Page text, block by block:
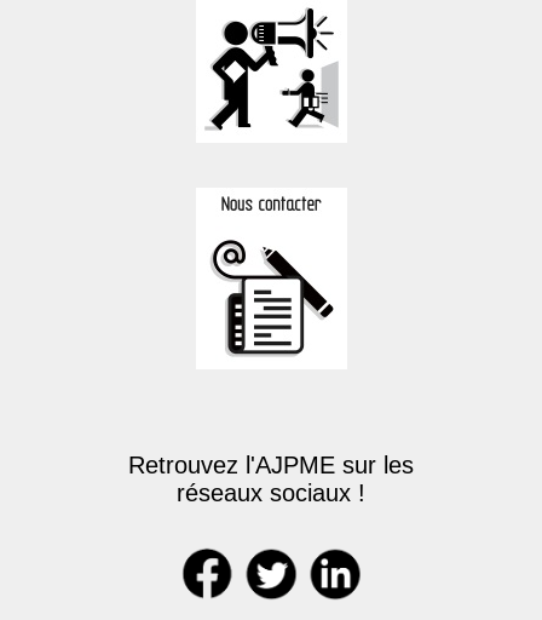
Retrouvez l'AJPME sur les
réseaux sociaux !